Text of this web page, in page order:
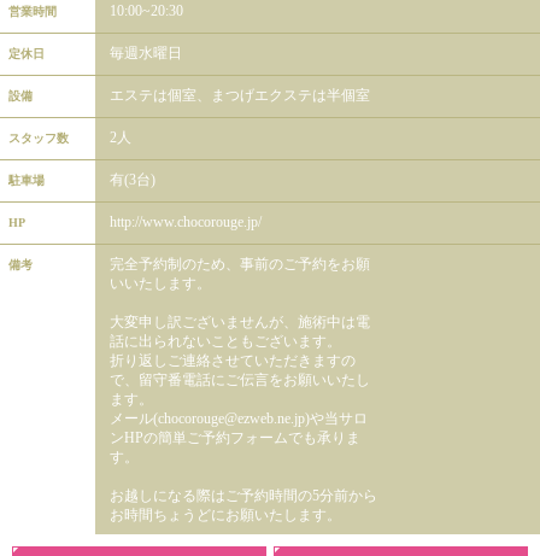
営業時間 10:00~20:30
定休日 毎週水曜日
設備 エステは個室、まつげエクステは半個室
スタッフ数 2人
駐車場 有(3台)
HP http://www.chocorouge.jp/
備考
完全予約制のため、事前のご予約をお願
いいたします。
大変申し訳ございませんが、施術中は電
話に出られないこともございます。
折り返しご連絡させていただきますの
で、留守番電話にご伝言をお願いいたし
ます。
メール(chocorouge@ezweb.ne.jp)や当サロ
ンHPの簡単ご予約フォームでも承りま
す。
お越しになる際はご予約時間の5分前から
お時間ちょうどにお願いたします。